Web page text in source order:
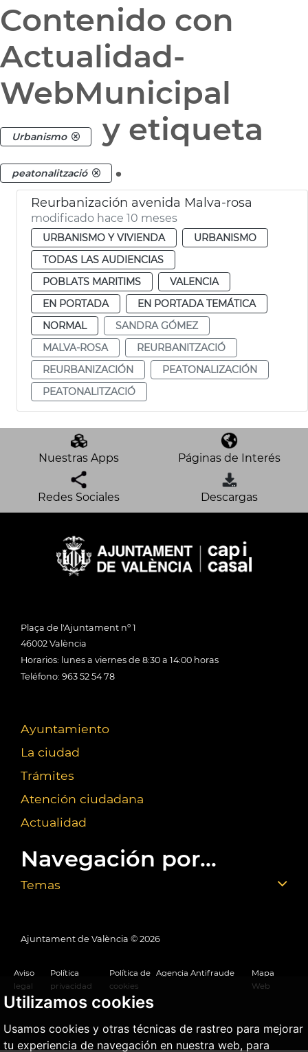
Utilizamos cookies
Usamos cookies y otras técnicas de rastreo para mejorar
tu experiencia de navegación en nuestra web, para
Contenido con
Actualidad-
WebMunicipal
Urbanismo y etiqueta
peatonalització .
Reurbanización avenida Malva-rosa
modificado hace 10 meses
URBANISMO Y VIVIENDA
URBANISMO
TODAS LAS AUDIENCIAS
POBLATS MARITIMS
VALENCIA
EN PORTADA
EN PORTADA TEMÁTICA
NORMAL
SANDRA GÓMEZ
MALVA-ROSA
REURBANITZACIÓ
REURBANIZACIÓN
PEATONALIZACIÓN
PEATONALITZACIÓ
Nuestras Apps Páginas de Interés
Redes Sociales Descargas
Plaça de l'Ajuntament nº 1
46002 València
Horarios: lunes a viernes de 8:30 a 14:00 horas
Teléfono: 963 52 54 78
Ayuntamiento
La ciudad
Trámites
Atención ciudadana
Actualidad
Navegación por...
Temas
Ajuntament de València © 2026
Aviso
legal
Política
privacidad
Política de
cookies
Agencia Antifraude
Mapa
Web